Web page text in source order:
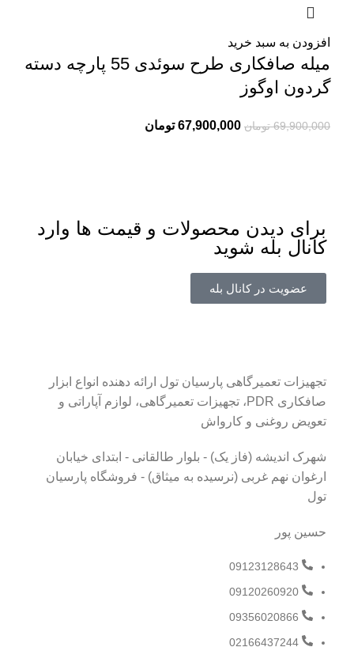
افزودن به سبد خرید
میله صافکاری طرح سوئدی 55 پارچه دسته
گردون اوگوز
69,900,000 تومان 67,900,000 تومان
برای دیدن محصولات و قیمت ها وارد
کانال بله شوید
عضویت در کانال بله
تجهیزات تعمیرگاهی پارسیان تول ارائه دهنده انواع ابزار
صافکاری PDR، تجهیزات تعمیرگاهی، لوازم آپاراتی و
تعویض روغنی و کارواش
شهرک اندیشه (فاز یک) - بلوار طالقانی - ابتدای خیابان
ارغوان نهم غربی (نرسیده به میثاق) - فروشگاه پارسیان
تول
حسین پور
09123128643
09120260920
09356020866
02166437244